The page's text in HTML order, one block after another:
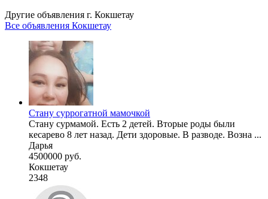
Другие объявления г. Кокшетау
Все объявления Кокшетау
Стану суррогатной мамочкой
Стану сурмамой. Есть 2 детей. Вторые роды были
кесарево 8 лет назад. Дети здоровые. В разводе. Возна ...
Дарья
4500000 руб.
Кокшетау
2348